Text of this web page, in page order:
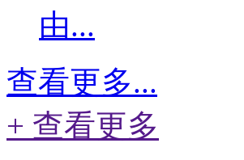
由...
查看更多...
+ 查看更多